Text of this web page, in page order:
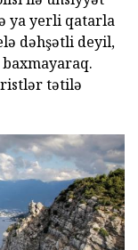
ya yerli qatarla
dəhşətli deyil,
tətilə